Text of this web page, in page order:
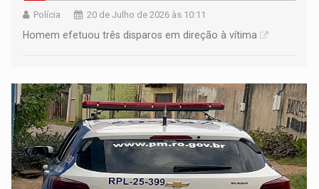
Polícia 20 de Julho de 2026 às 10:11
Homem efetuou três disparos em direção à vítima